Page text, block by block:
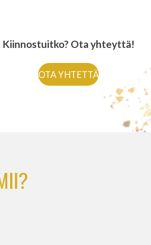
Kiinnostuitko? Ota yhteyttä!
OTA YHTETTÄ